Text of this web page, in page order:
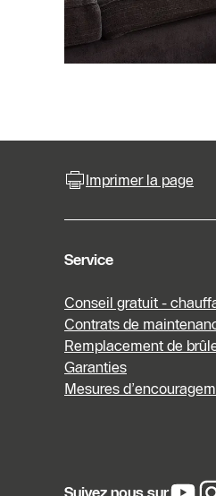
Imprimer la page
Service
Conseil gratuit -
Contrats de
Remplacement de
Garanties
Mesures
Suivez nous sur